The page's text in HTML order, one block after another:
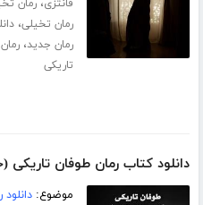
فانتزی،رمان
رمان تخیلی،
رمان جدید،
تاریکی
دانلود کتاب رمان طوفان تاریکی
موضوع: